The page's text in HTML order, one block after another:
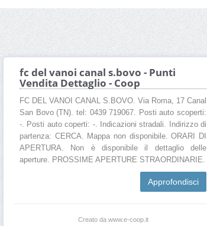
fc del vanoi canal s.bovo - Punti
Vendita Dettaglio - Coop
FC DEL VANOI CANAL S.BOVO. Via Roma, 17 Canal
San Bovo (TN). tel: 0439 719067. Posti auto scoperti:
-. Posti auto coperti: -. Indicazioni stradali. Indirizzo di
partenza: CERCA. Mappa non disponibile. ORARI DI
APERTURA. Non è disponibile il dettaglio delle
aperture. PROSSIME APERTURE STRAORDINARIE.
Approfondisci
Creato da www.e-coop.it